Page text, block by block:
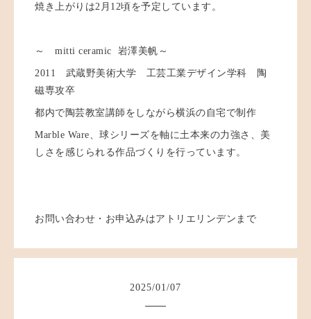
焼き上がりは2月12頃を予定しています。
～ mitti ceramic 岩澤美帆～
2011 武蔵野美術大学 工芸工業デザイン学科 陶
磁専攻卒
都内で陶芸教室講師をしながら横浜の自宅で制作
Marble Ware、球シリーズを軸に土本来の力強さ、美
しさを感じられる作品づくりを行っています。
お問い合わせ・お申込みはアトリエリンデンまで
2025/01 /07